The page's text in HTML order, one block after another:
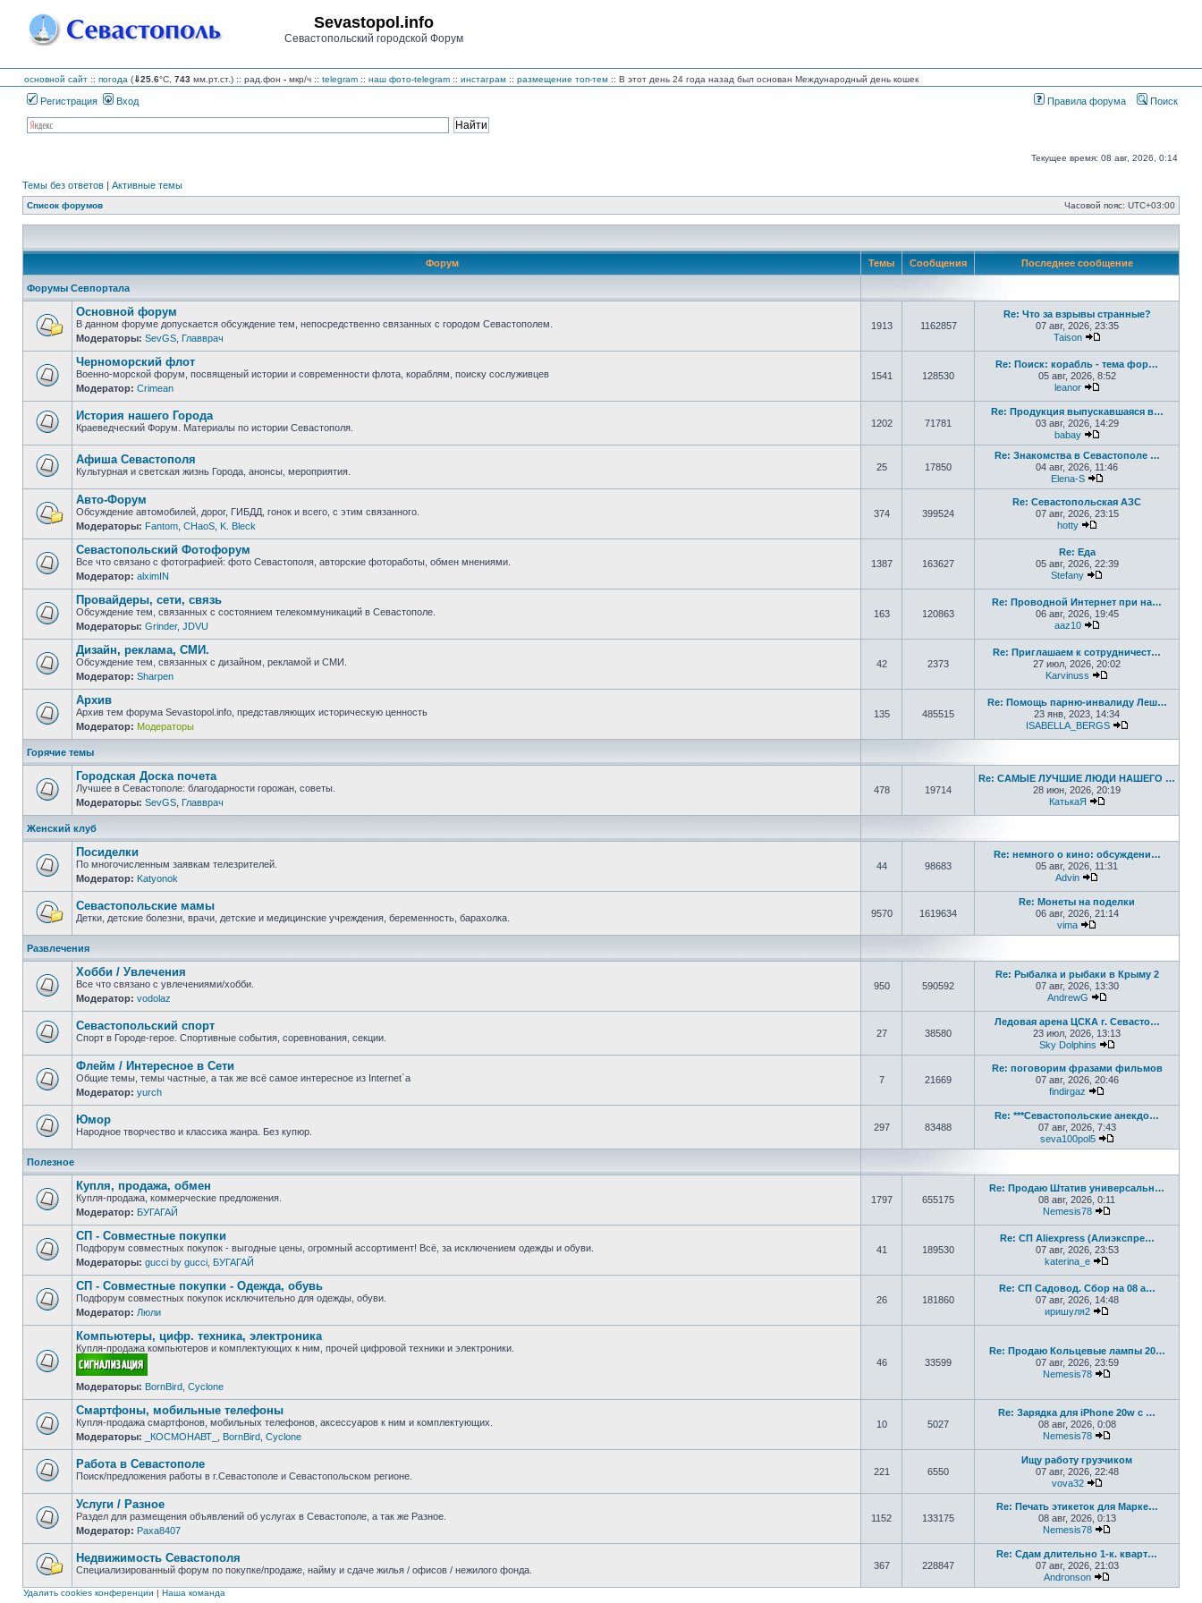
Sevastopol.info
Севастопольский городской Форум
основной сайт :: погода (⇓25.6°C, 743 мм.рт.ст.) :: рад.фон - мкр/ч :: telegram :: наш фото-telegram :: инстаграм :: размещение топ-тем :: В этот день 24 года назад был основан Международный день кошек
Регистрация Вход Правила форума Поиск
Текущее время: 08 авг, 2026, 0:14
Темы без ответов | Активные темы
Список форумов Часовой пояс: UTC+03:00
Форум Темы Сообщения Последнее сообщение
Форумы Севпортала
Нет
непрочитанных
сообщений
Основной форум
В данном форуме допускается обсуждение тем, непосредственно связанных с городом Севастополем.
Модераторы: SevGS Главврач
1913 1162857
Re: Что за взрывы странные?
07 авг, 2026, 23:35
Taison
Нет
непрочитанных
сообщений
Черноморский флот
Военно-морской форум, посвященый истории и современности флота, кораблям, поиску сослуживцев
Модератор: Crimean
1541 128530
Re: Поиск: корабль - тема фор…
05 авг, 2026, 8:52
leanor
непрочитанных
сообщений
История нашего Города
Краеведческий Форум. Материалы по истории Севастополя. 1202 71781
Re: Продукция выпускавшаяся в…
03 авг, 2026, 14:29
babay
Перейти к
непрочитанных
сообщений
Афиша Севастополя
Культурная и светская жизнь Города, анонсы, мероприятия. 25 17850
Re: Знакомства в Севастополе …
04 авг, 2026, 11:46
Elena-S
Перейти к
Нет
непрочитанных
сообщений
Авто-Форум
Обсуждение автомобилей, дорог, ГИБДД, гонок и всего, с этим связанного.
Модераторы: Fantom CHaoS K. Bleck
374 399524
Re: Севастопольская АЗС
07 авг, 2026, 23:15
hotty
Нет
непрочитанных
сообщений
Севастопольский Фотофорум
Все что связано с фотографией: фото Севастополя, авторские фотоработы, обмен мнениями.
Модератор: alximIN
1387 163627
Re: Еда
05 авг, 2026, 22:39
Stefany
Нет
непрочитанных
сообщений
Провайдеры, сети, связь
Обсуждение тем, связанных с состоянием телекоммуникаций в Севастополе.
Модераторы: Grinder, JDVU
163 120863
Re: Проводной Интернет при на…
06 авг, 2026, 19:45
aaz10
Нет
непрочитанных
сообщений
Дизайн, реклама, СМИ.
Обсуждение тем, связанных с дизайном, рекламой и СМИ.
Модератор: Sharpen
42 2373
Re: Приглашаем к сотрудничест…
27 июл, 2026, 20:02
Karvinuss
Нет
непрочитанных
сообщений
Архив
Архив тем форума Sevastopol.info, представляющих историческую ценность
Модератор: Модераторы
135 485515
Re: Помощь парню-инвалиду Леш…
23 янв, 2023, 14:34
ISABELLA_BERGS
Горячие темы
Нет
непрочитанных
сообщений
Городская Доска почета
Лучшее в Севастополе: благодарности горожан, советы.
Модераторы: SevGS Главврач
478 19714
Re: САМЫЕ ЛУЧШИЕ ЛЮДИ НАШЕГО …
28 июн, 2026, 20:19
КатькаЯ
Женский клуб
Нет
непрочитанных
сообщений
Посиделки
По многочисленным заявкам телезрителей.
Модератор: Katyonok
44 98683
Re: немного о кино: обсуждени…
05 авг, 2026, 11:31
Advin
непрочитанных
сообщений
Севастопольские мамы
Детки, детские болезни, врачи, детские и медицинские учреждения, беременность, барахолка. 9570 1619634
Re: Монеты на поделки
06 авг, 2026, 21:14
vima
Перейти к
Развлечения
Нет
непрочитанных
сообщений
Хобби / Увлечения
Все что связано с увлечениями/хобби.
Модератор: vodolaz
950 590592
Re: Рыбалка и рыбаки в Крыму 2
07 авг, 2026, 13:30
AndrewG
непрочитанных
сообщений
Севастопольский спорт
Спорт в Городе-герое. Спортивные события, соревнования, секции. 27 38580
Ледовая арена ЦСКА г. Севасто…
23 июл, 2026, 13:13
Sky Dolphins
Перейти к
Нет
непрочитанных
сообщений
Флейм / Интересное в Cети
Общие темы, темы частные, а так же всё самое интересное из Internet`а
Модератор: yurch
7 21669
Re: поговорим фразами фильмов
07 авг, 2026, 20:46
findirgaz
непрочитанных
сообщений
Юмор
Народное творчество и классика жанра. Без купюр. 297 83488
Re: ***Севастопольские анекдо…
07 авг, 2026, 7:43
seva100pol5
Перейти к
Полезное
Нет
непрочитанных
сообщений
Купля, продажа, обмен
Купля-продажа, коммерческие предложения.
Модератор: БУГАГАЙ
1797 655175
Re: Продаю Штатив универсальн…
08 авг, 2026, 0:11
Nemesis78
Нет
непрочитанных
сообщений
СП - Совместные покупки
Подфорум совместных покупок - выгодные цены, огромный ассортимент! Всё, за исключением одежды и обуви.
Модераторы: gucci by gucci БУГАГАЙ
41 189530
Re: СП Aliexpress (Алиэкспре…
07 авг, 2026, 23:53
katerina_e
Нет
непрочитанных
сообщений
СП - Совместные покупки - Одежда, обувь
Подфорум совместных покупок исключительно для одежды, обуви.
Модератор: Люли
26 181860
Re: СП Садовод. Сбор на 08 а…
07 авг, 2026, 14:48
иришуля2
Нет
непрочитанных
Компьютеры, цифр. техника, электроника
Купля-продажа компьютеров и комплектующих к ним, прочей цифровой техники и электроники.
Модераторы: BornBird Cyclone
46 33599
Re: Продаю Кольцевые лампы 20…
07 авг, 2026, 23:59
Nemesis78
Нет
непрочитанных
сообщений
Смартфоны, мобильные телефоны
Купля-продажа смартфонов, мобильных телефонов, аксессуаров к ним и комплектующих.
Модераторы:
_КОСМОНАВТ_ BornBird Cyclone
10 5027
Re: Зарядка для iPhone 20w с …
08 авг, 2026, 0:08
Nemesis78
непрочитанных
сообщений
Работа в Севастополе
Поиск/предложения работы в г.Севастополе и Севастопольском регионе. 221 6550
Ищу работу грузчиком
07 авг, 2026, 22:48
vova32
Перейти к
Нет
непрочитанных
сообщений
Услуги / Разное
Раздел для размещения объявлений об услугах в Севастополе, а так же Разное.
Модератор: Paxa8407
1152 133175
Re: Печать этикеток для Марке…
08 авг, 2026, 0:13
Nemesis78
непрочитанных
сообщений
Недвижимость Севастополя
Специализированный форум по покупке/продаже, найму и сдаче жилья / офисов / нежилого фонда. 367 228847
Re: Сдам длительно 1-к. кварт…
07 авг, 2026, 21:03
Andronson
Перейти к
Удалить cookies конференции | Наша команда